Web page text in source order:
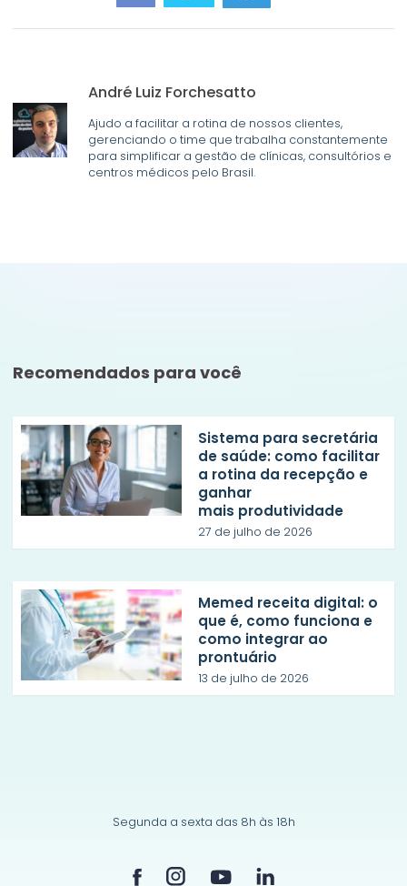
André Luiz Forchesatto
Ajudo a facilitar a rotina de nossos clientes,
gerenciando o time que trabalha constantemente
para simplificar a gestão de clínicas, consultórios e
centros médicos pelo Brasil.
Recomendados para você
Sistema para secretária
de saúde: como facilitar
a rotina da recepção e
ganhar
mais produtividade
27 de julho de 2026
Memed receita digital: o
que é, como funciona e
como integrar ao
prontuário
13 de julho de 2026
Segunda a sexta das 8h às 18h